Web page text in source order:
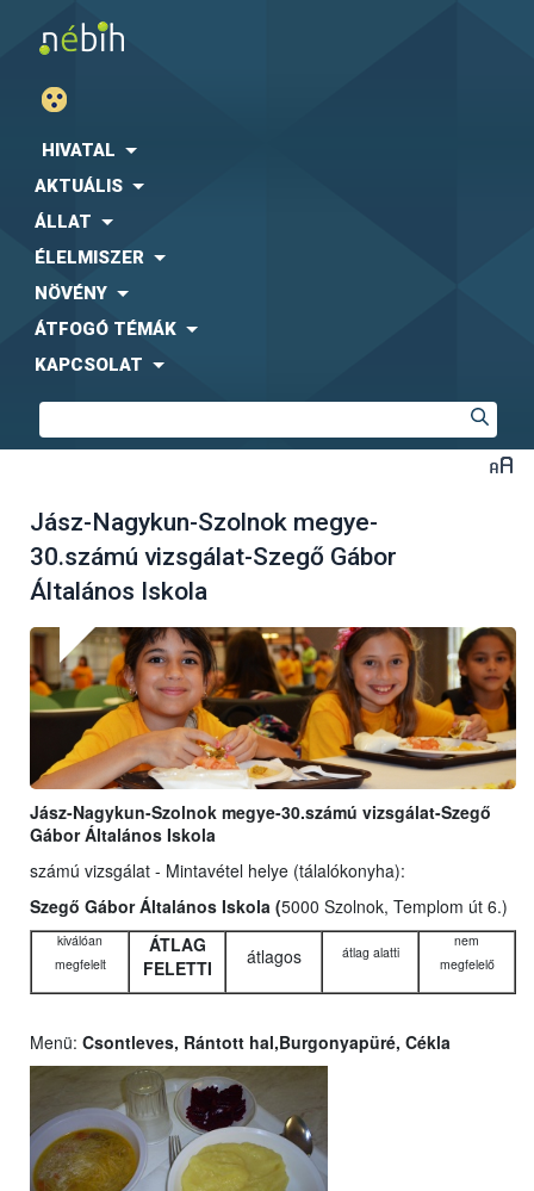
HIVATAL
AKTUÁLIS
ÁLLAT
ÉLELMISZER
NÖVÉNY
ÁTFOGÓ TÉMÁK
KAPCSOLAT
Jász-Nagykun-Szolnok megye-
30.számú vizsgálat-Szegő Gábor
Általános Iskola
Jász-Nagykun-Szolnok megye-30.számú vizsgálat-Szegő
Gábor Általános Iskola
számú vizsgálat - Mintavétel helye (tálalókonyha):
Szegő Gábor Általános Iskola (5000 Szolnok, Templom út 6.)
kiválóan
megfelelt
ÁTLAG
FELETTI
átlagos átlag alatti
nem
megfelelő
Menü: Csontleves, Rántott hal,Burgonyapüré, Cékla